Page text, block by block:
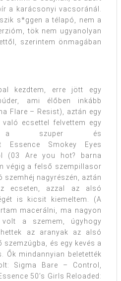
a karácsonyi vacsoránál.
s*ggen a télapó, nem a
tök nem ugyanolyan
szerintem önmagában
kezdtem, erre jött egy
ami élőben inkább
Flare – Resist), aztán egy
ecsettel felvettem egy
szuper és
Essence Smokey Eyes
(03 Are you hot? barna
végig a felső szempillasor
szemhéj nagyrészén, aztán
ecseten, azzal az alsó
is kicsit kiemeltem. (A
macerálni, ma nagyon
volt a szemem, úgyhogy
az aranyak az alsó
és egy kevés a
Ők mindannyian beletették
Sigma Bare – Control,
50’s Girls Reloaded: